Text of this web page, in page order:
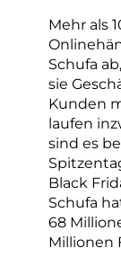
Mehr als
Schufa
sie
Kunden
laufen
sind es
Black
Schufa
68
Millionen